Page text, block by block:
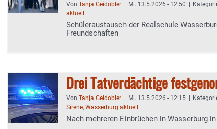
Von Tanja Geidobler Mi. 13.5.2026 - 12:50
aktuell
Schüleraustausch der Realschule
Freundschaften
Drei Tatverdächtige
Von Tanja Geidobler Mi. 13.5.2026 - 12:15
Sirene, Wasserburg aktuell
Nach mehreren Einbrüchen in Wasserburg